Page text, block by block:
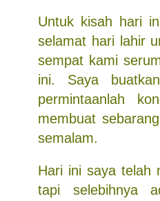
Untuk kisah hari
selamat hari lahir
sempat kami
ini. Saya
permintaanlah
membuat
semalam.
Hari ini saya telah
tapi selebihnya